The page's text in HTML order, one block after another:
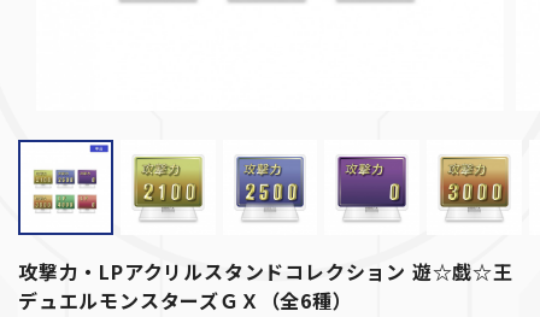
攻撃力・LPアクリルスタンドコレクション 遊☆戯☆王
デュエルモンスターズＧＸ（全6種）